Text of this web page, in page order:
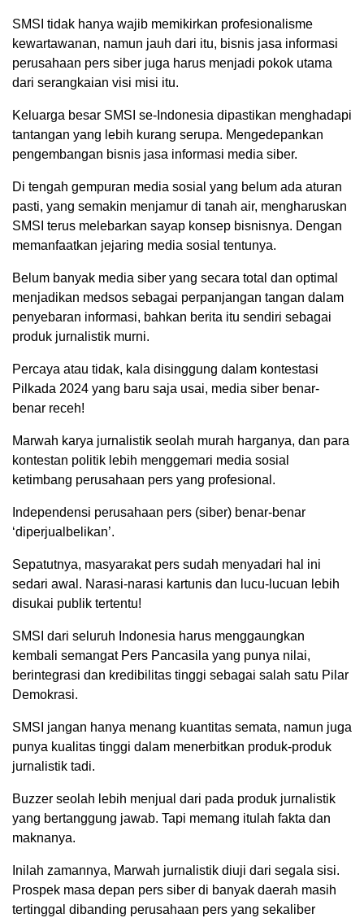
SMSI tidak hanya wajib memikirkan profesionalisme
kewartawanan, namun jauh dari itu, bisnis jasa informasi
perusahaan pers siber juga harus menjadi pokok utama
dari serangkaian visi misi itu.
Keluarga besar SMSI se-Indonesia dipastikan menghadapi
tantangan yang lebih kurang serupa. Mengedepankan
pengembangan bisnis jasa informasi media siber.
Di tengah gempuran media sosial yang belum ada aturan
pasti, yang semakin menjamur di tanah air, mengharuskan
SMSI terus melebarkan sayap konsep bisnisnya. Dengan
memanfaatkan jejaring media sosial tentunya.
Belum banyak media siber yang secara total dan optimal
menjadikan medsos sebagai perpanjangan tangan dalam
penyebaran informasi, bahkan berita itu sendiri sebagai
produk jurnalistik murni.
Percaya atau tidak, kala disinggung dalam kontestasi
Pilkada 2024 yang baru saja usai, media siber benar-
benar receh!
Marwah karya jurnalistik seolah murah harganya, dan para
kontestan politik lebih menggemari media sosial
ketimbang perusahaan pers yang profesional.
Independensi perusahaan pers (siber) benar-benar
‘diperjualbelikan’.
Sepatutnya, masyarakat pers sudah menyadari hal ini
sedari awal. Narasi-narasi kartunis dan lucu-lucuan lebih
disukai publik tertentu!
SMSI dari seluruh Indonesia harus menggaungkan
kembali semangat Pers Pancasila yang punya nilai,
berintegrasi dan kredibilitas tinggi sebagai salah satu Pilar
Demokrasi.
SMSI jangan hanya menang kuantitas semata, namun juga
punya kualitas tinggi dalam menerbitkan produk-produk
jurnalistik tadi.
Buzzer seolah lebih menjual dari pada produk jurnalistik
yang bertanggung jawab. Tapi memang itulah fakta dan
maknanya.
Inilah zamannya, Marwah jurnalistik diuji dari segala sisi.
Prospek masa depan pers siber di banyak daerah masih
tertinggal dibanding perusahaan pers yang sekaliber